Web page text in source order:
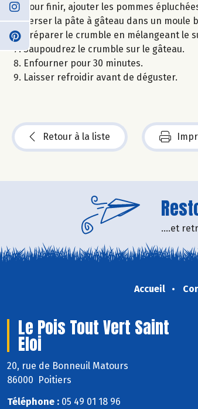
Pour finir, ajouter les pommes
Verser la pâte à gâteau dans un moule
Préparer le crumble en mélangeant le
Saupoudrez le crumble sur le gâteau.
Enfourner pour 30 minutes.
Laisser refroidir avant de déguster.
Retour à la liste
....et
Accueil
Le Pois Tout Vert Saint
Eloi
20, rue de Bonneuil Matours
86000 Poitiers
Téléphone : 05 49 01 18 96